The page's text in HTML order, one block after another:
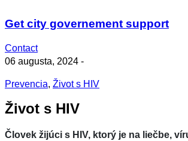
Get city governement support
Contact
06 augusta, 2024 -
Prevencia, Život s HIV
Život s HIV
Človek žijúci s HIV, ktorý je na liečbe,